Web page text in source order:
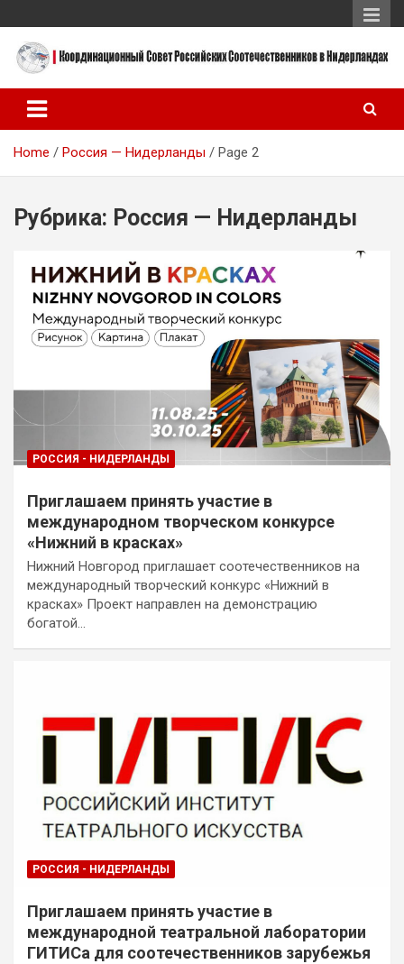
to
content
Координационный Совет
Российских
Соотечественников в
Нидерландах
Home Россия — Нидерланды Page 2
Рубрика: Россия — Нидерланды
РОССИЯ - НИДЕРЛАНДЫ
Приглашаем принять участие в
международном творческом конкурсе
«Нижний в красках»
Нижний Новгород приглашает соотечественников на
международный творческий конкурс «Нижний в
красках» Проект направлен на демонстрацию
богатой…
РОССИЯ - НИДЕРЛАНДЫ
Приглашаем принять участие в
международной театральной лаборатории
ГИТИСа для соотечественников зарубежья